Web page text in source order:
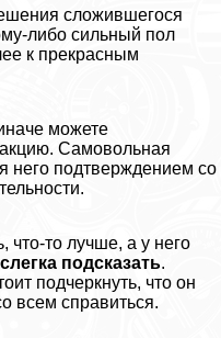
сложившегося
либо сильный пол
к прекрасным
можете
Самовольная
него подтверждением со
что-то лучше, а у него
подсказать.
подчеркнуть, что он
всем справиться.